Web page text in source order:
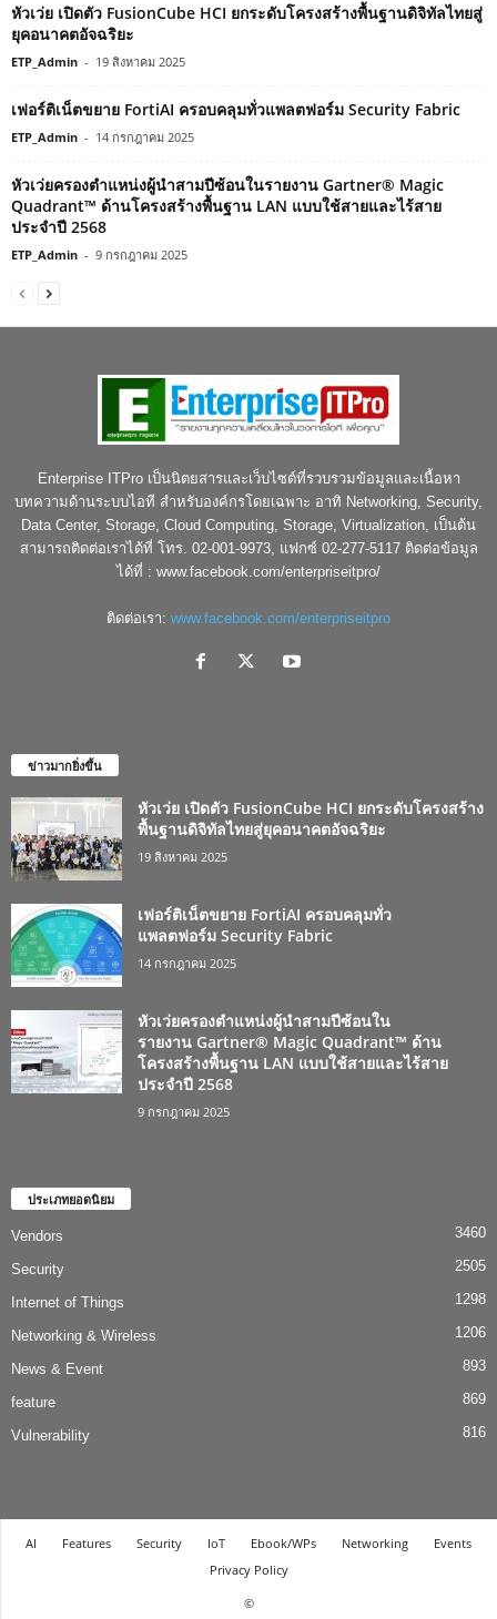
หัวเว่ย เปิดตัว FusionCube HCI ยกระดับโครงสร้างพื้นฐานดิจิทัลไทยสู่
ยุคอนาคตอัจฉริยะ
ETP_Admin - 19 สิงหาคม 2025
เฟอร์ติเน็ตขยาย FortiAI ครอบคลุมทั่วแพลตฟอร์ม Security Fabric
ETP_Admin - 14 กรกฎาคม 2025
หัวเว่ยครองตำแหน่งผู้นำสามปีซ้อนในรายงาน Gartner® Magic
Quadrant™ ด้านโครงสร้างพื้นฐาน LAN แบบใช้สายและไร้สาย
ประจำปี 2568
ETP_Admin - 9 กรกฎาคม 2025
Enterprise ITPro เป็นนิตยสารและเว็บไซต์ที่รวบรวมข้อมูลและเนื้อหา
บทความด้านระบบไอที สำหรับองค์กรโดยเฉพาะ อาทิ Networking, Security,
Data Center, Storage, Cloud Computing, Storage, Virtualization, เป็นต้น
สามารถติดต่อเราได้ที่ โทร. 02-001-9973, แฟกซ์ 02-277-5117 ติดต่อข้อมูล
ได้ที่ : www.facebook.com/enterpriseitpro/
ติดต่อเรา: www.facebook.com/enterpriseitpro
ข่าวมากยิ่งขึ้น
หัวเว่ย เปิดตัว FusionCube HCI ยกระดับโครงสร้าง
พื้นฐานดิจิทัลไทยสู่ยุคอนาคตอัจฉริยะ
19 สิงหาคม 2025
เฟอร์ติเน็ตขยาย FortiAI ครอบคลุมทั่ว
แพลตฟอร์ม Security Fabric
14 กรกฎาคม 2025
หัวเว่ยครองตำแหน่งผู้นำสามปีซ้อนใน
รายงาน Gartner® Magic Quadrant™ ด้าน
โครงสร้างพื้นฐาน LAN แบบใช้สายและไร้สาย
ประจำปี 2568
9 กรกฎาคม 2025
ประเภทยอดนิยม
Vendors 3460
Security 2505
Internet of Things 1298
Networking & Wireless 1206
News & Event 893
feature 869
Vulnerability 816
AI Features Security IoT Ebook/WPs Networking
Events
Privacy Policy
©